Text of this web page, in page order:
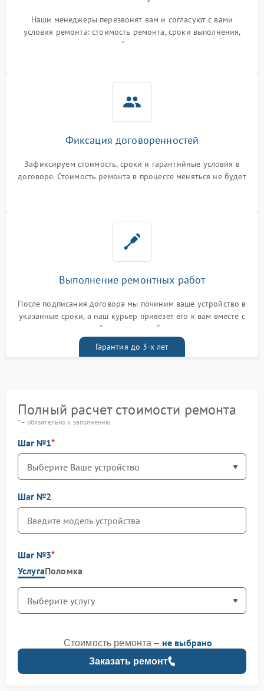
Наши менеджеры перезвонят вам и согласуют с вами
условия ремонта: стоимость ремонта, сроки выполнения,
гарантийные условия
Фиксация договоренностей
Зафиксируем стоимость, сроки и гарантийные условия в
договоре. Стоимость ремонта в процессе меняться не будет
Выполнение ремонтных работ
После подписания договора мы починим ваше устройство в
указанные сроки, а наш курьер привезет его к вам вместе с
гарантийным талоном бесплатно
Гарантия до 3-х лет
Полный расчет стоимости ремонта
* – обязательно к заполнению
Шаг №1
Шаг №2
Шаг №3
УслугаПоломка
Заказать ремонт
Стоимость ремонта – не выбрано